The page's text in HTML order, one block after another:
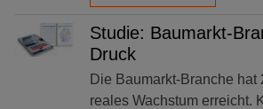
Studie: Baumarkt-
Druck
Die Baumarkt-Branche hat
reales Wachstum erreicht.